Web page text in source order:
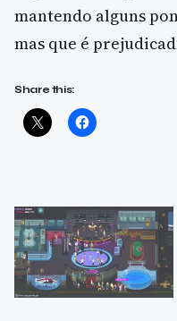
mantendo alguns
mas que é
Share this: